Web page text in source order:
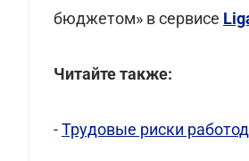
бюджетом» в сервисе
Читайте также:
-Трудовые риски